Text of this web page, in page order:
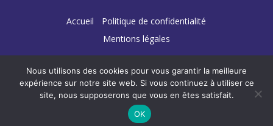
Accueil
Politique de confidentialité
Mentions légales
Conception :TERRE DE PIXELS
Nous utilisons des cookies pour vous garantir la meilleure
expérience sur notre site web. Si vous continuez à utiliser ce
site, nous supposerons que vous en êtes satisfait.
OK